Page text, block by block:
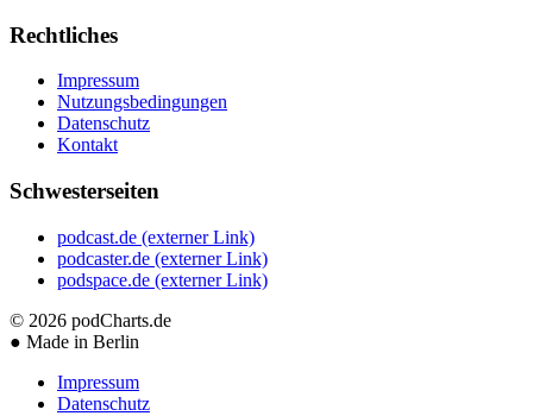
Rechtliches
Impressum
Nutzungsbedingungen
Datenschutz
Kontakt
Schwesterseiten
podcast.de (externer Link)
podcaster.de (externer Link)
podspace.de (externer Link)
© 2026 podCharts.de
● Made in Berlin
Impressum
Datenschutz